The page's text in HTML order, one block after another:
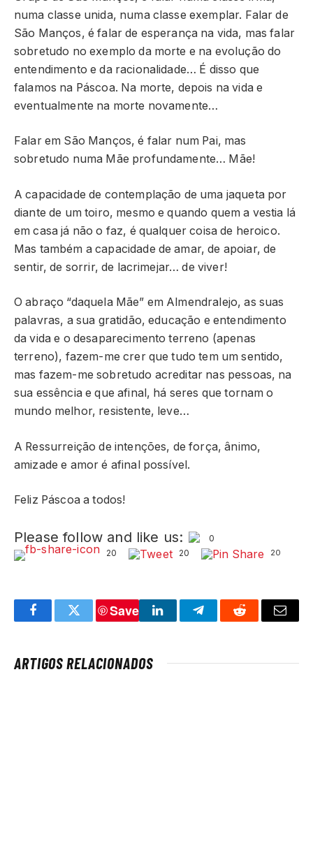
numa classe unida, numa classe exemplar. Falar de
São Manços, é falar de esperança na vida, mas falar
sobretudo no exemplo da morte e na evolução do
entendimento e da racionalidade… É disso que
falamos na Páscoa. Na morte, depois na vida e
eventualmente na morte novamente…
Falar em São Manços, é falar num Pai, mas
sobretudo numa Mãe profundamente… Mãe!
A capacidade de contemplação de uma jaqueta por
diante de um toiro, mesmo e quando quem a vestia lá
em casa já não o faz, é qualquer coisa de heroico.
Mas também a capacidade de amar, de apoiar, de
sentir, de sorrir, de lacrimejar… de viver!
O abraço “daquela Mãe” em Almendralejo, as suas
palavras, a sua gratidão, educação e entendimento
da vida e o desaparecimento terreno (apenas
terreno), fazem-me crer que tudo tem um sentido,
mas fazem-me sobretudo acreditar nas pessoas, na
sua essência e que afinal, há seres que tornam o
mundo melhor, resistente, leve…
A Ressurreição de intenções, de força, ânimo,
amizade e amor é afinal possível.
Feliz Páscoa a todos!
Please follow and like us:
0
20
20 20
FacebookTwitter
Save
LinkedInTelegramReddit Email
ARTIGOS RELACIONADOS